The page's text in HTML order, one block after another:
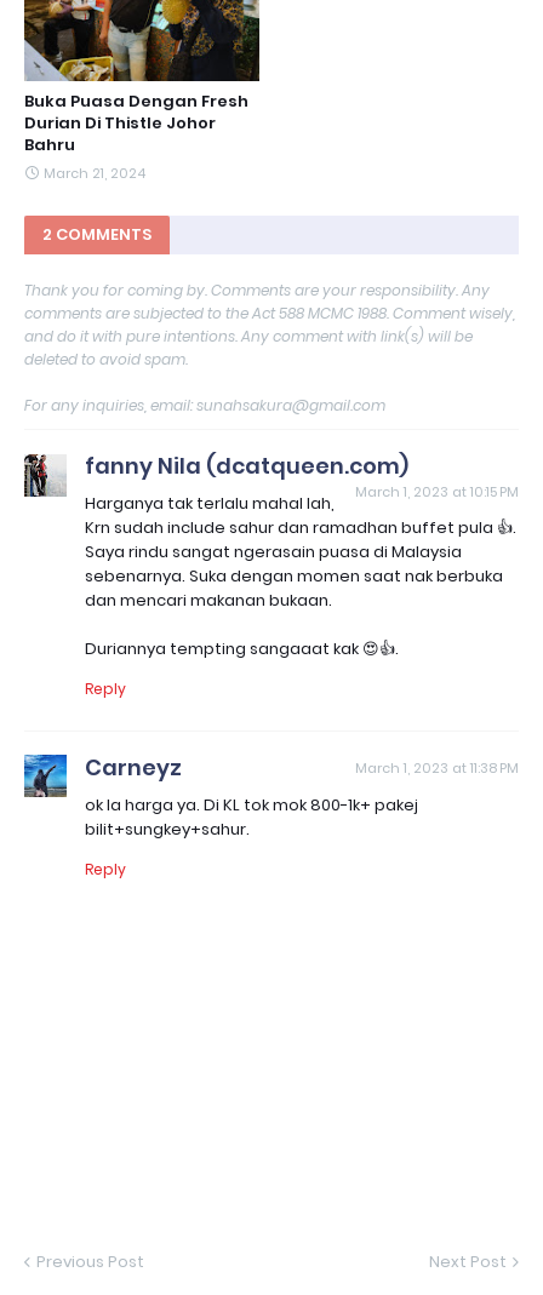
Buka Puasa Dengan Fresh
Durian Di Thistle Johor
Bahru
March 21, 2024
2 COMMENTS
Thank you for coming by. Comments are your responsibility. Any
comments are subjected to the Act 588 MCMC 1988. Comment wisely,
and do it with pure intentions. Any comment with link(s) will be
deleted to avoid spam.
For any inquiries, email: sunahsakura@gmail.com
fanny Nila (dcatqueen.com)
March 1, 2023 at 10:15 PM
Harganya tak terlalu mahal lah,
Krn sudah include sahur dan ramadhan buffet pula 👍.
Saya rindu sangat ngerasain puasa di Malaysia
sebenarnya. Suka dengan momen saat nak berbuka
dan mencari makanan bukaan.
Duriannya tempting sangaaat kak 😍👍.
Reply
Carneyz March 1, 2023 at 11:38 PM
ok la harga ya. Di KL tok mok 800-1k+ pakej
bilit+sungkey+sahur.
Reply
Previous Post Next Post